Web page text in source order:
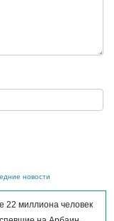
новости
22 миллиона человек